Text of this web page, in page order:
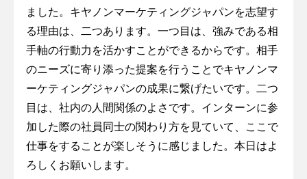
ました。キヤノンマーケティングジャパンを志望す
る理由は、二つあります。一つ目は、強みである相
手軸の行動力を活かすことができるからです。相手
のニーズに寄り添った提案を行うことでキヤノンマ
ーケティングジャパンの成果に繋げたいです。二つ
目は、社内の人間関係のよさです。インターンに参
加した際の社員同士の関わり方を見ていて、ここで
仕事をすることが楽しそうに感じました。本日はよ
ろしくお願いします。